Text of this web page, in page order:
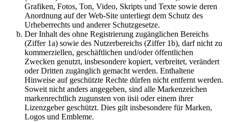
Grafiken, Fotos, Ton, Video, Skripts und Texte sowie deren
Anordnung auf der Web-Site unterliegt dem Schutz des
Urheberrechts und anderer Schutzgesetze.
Der Inhalt des ohne Registrierung zugänglichen Bereichs
(Ziffer 1a) sowie des Nutzerbereichs (Ziffer 1b), darf nicht zu
kommerziellen, geschäftlichen und/oder öffentlichen
Zwecken genutzt, insbesondere kopiert, verbreitet, verändert
oder Dritten zugänglich gemacht werden. Enthaltene
Hinweise auf geschützte Rechte dürfen nicht entfernt werden.
Soweit nicht anders angegeben, sind alle Markenzeichen
markenrechtlich zugunsten von iisii oder einem ihrer
Lizenzgeber geschützt. Dies gilt insbesondere für Marken,
Logos und Embleme.